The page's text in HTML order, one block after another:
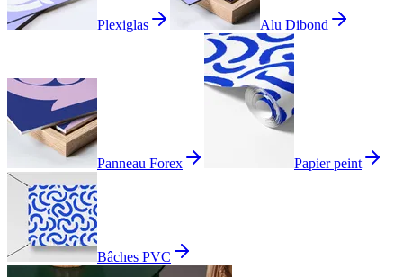
Plexiglas Alu Dibond
Panneau Forex Papier peint
Bâches PVC